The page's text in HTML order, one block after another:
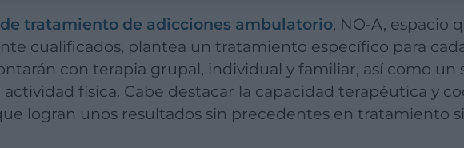
tratamiento de adicciones ambulatorio, NO-A, espacio
cualificados, plantea un tratamiento específico para
con terapia grupal, individual y familiar, así como
física. Cabe destacar la capacidad terapéutica y
logran unos resultados sin precedentes en tratamiento